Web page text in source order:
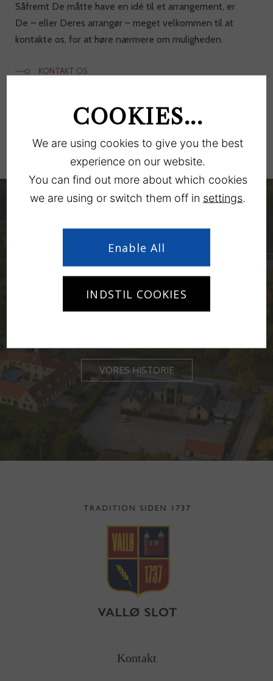
Såfremt De måtte have en idé til et arrangement, er
De – eller Deres arrangør – meget velkommen til at
kontakte os, for at høre nærmere om muligheden.
KONTAKT OS
Vores historie
VORES HISTORIE
Kontakt
COOKIES...
We are using cookies to give you the best
experience on our website.
You can find out more about which cookies
we are using or switch them off in settings
INDSTIL COOKIES
Enable All